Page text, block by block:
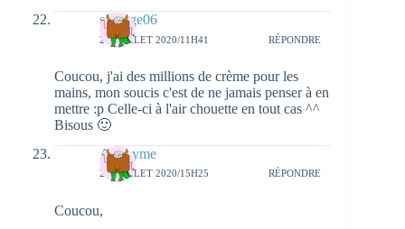
s0lange06
28 JUILLET 2020/11H41 RÉPONDRE
Coucou, j'ai des millions de crème pour les
mains, mon soucis c'est de ne jamais penser à en
mettre :p Celle-ci à l'air chouette en tout cas ^^
Bisous 🙂
Anonyme
28 JUILLET 2020/15H25 RÉPONDRE
Coucou,